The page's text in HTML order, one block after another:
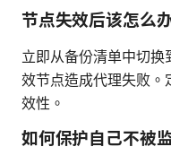
节点失效后该怎么
立即从备份清单中切
效节点造成代理失败。
效性。
如何保护自己不被